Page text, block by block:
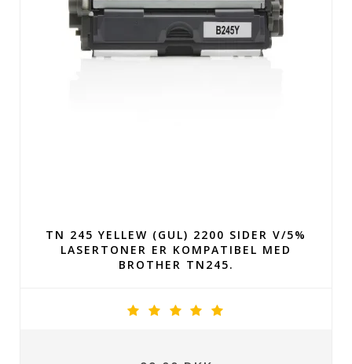
TN 245 YELLEW (GUL) 2200 SIDER V/5%
LASERTONER ER KOMPATIBEL MED
BROTHER TN245.